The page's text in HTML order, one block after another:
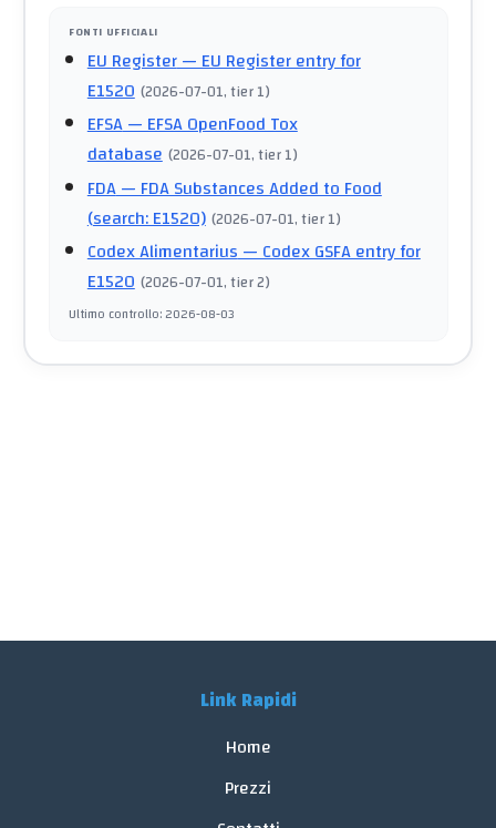
FONTI UFFICIALI
EU Register— EU Register entry for
E1520 (2026-07-01, tier 1)
EFSA— EFSA OpenFood Tox
database (2026-07-01, tier 1)
FDA— FDA Substances Added to Food
(search: E1520) (2026-07-01, tier 1)
Codex Alimentarius— Codex GSFA entry for
E1520 (2026-07-01, tier 2)
Ultimo controllo:2026-08-03
Link Rapidi
Home
Prezzi